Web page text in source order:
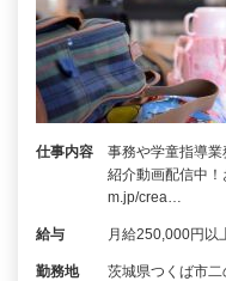
仕事内容
事務や学童指導
紹介動画配信中
m.jp/crea…
給与 月給250,000円以
勤務地 茨城県つくば市